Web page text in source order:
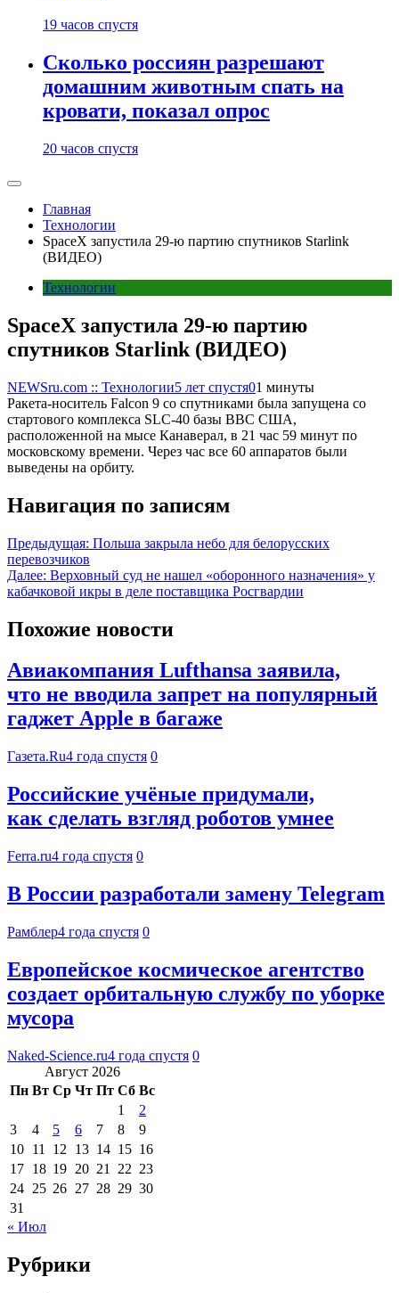
19 часов спустя
Сколько россиян разрешают
домашним животным спать на
кровати, показал опрос
20 часов спустя
Главная
Технологии
SpaceX запустила 29-ю партию спутников Starlink
(ВИДЕО)
Технологии
SpaceX запустила 29-ю партию
спутников Starlink (ВИДЕО)
NEWSru.com :: Технологии5 лет спустя01 минуты
Ракета-носитель Falcon 9 со спутниками была запущена со
стартового комплекса SLC-40 базы ВВС США,
расположенной на мысе Канаверал, в 21 час 59 минут по
московскому времени. Через час все 60 аппаратов были
выведены на орбиту.
Навигация по записям
Предыдущая: Польша закрыла небо для белорусских
перевозчиков
Далее: Верховный суд не нашел «оборонного назначения» у
кабачковой икры в деле поставщика Росгвардии
Похожие новости
Авиакомпания Lufthansa заявила,
что не вводила запрет на популярный
гаджет Apple в багаже
Газета.Ru4 года спустя 0
Российские учёные придумали,
как сделать взгляд роботов умнее
Ferra.ru4 года спустя 0
В России разработали замену Telegram
Рамблер4 года спустя 0
Европейское космическое агентство
создает орбитальную службу по уборке
мусора
Naked-Science.ru4 года спустя 0
Август 2026
Пн Вт Ср Чт Пт Сб Вс
1
2
3
4 5 6 7 8
9
10 11 12 13 14 15 16
17 18 19 20 21 22 23
24 25 26 27 28 29 30
31
« Июл
Рубрики